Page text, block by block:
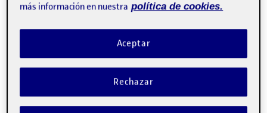
Parece que no podemos encontrar lo que estás
buscando. Tal vez la búsqueda pueda ayudar.
más información en nuestra política de cookies.
Rechazar
Aceptar